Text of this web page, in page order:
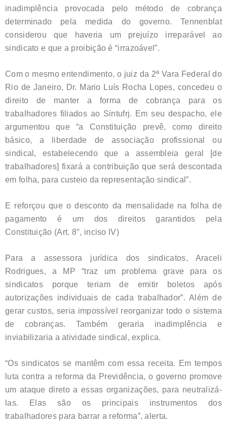
inadimplência provocada pelo método de cobrança
determinado pela medida do governo. Tennenblat
considerou que haveria um prejuízo irreparável ao
sindicato e que a proibição é “irrazoável”.
Com o mesmo entendimento, o juiz da 2ª Vara Federal do
Rio de Janeiro, Dr. Mario Luís Rocha Lopes, concedeu o
direito de manter a forma de cobrança para os
trabalhadores filiados ao Sintufrj. Em seu despacho, ele
argumentou que “a Constituição prevê, como direito
básico, a liberdade de associação profissional ou
sindical, estabelecendo que a assembleia geral [de
trabalhadores] fixará a contribuição que será descontada
em folha, para custeio da representação sindical”.
E reforçou que o desconto da mensalidade na folha de
pagamento é um dos direitos garantidos pela
Constituição (Art. 8°, inciso IV)
Para a assessora jurídica dos sindicatos, Araceli
Rodrigues, a MP “traz um problema grave para os
sindicatos porque teriam de emitir boletos após
autorizações individuais de cada trabalhador”. Além de
gerar custos, seria impossível reorganizar todo o sistema
de cobranças. Também geraria inadimplência e
inviabilizaria a atividade sindical, explica.
“Os sindicatos se mantêm com essa receita. Em tempos
luta contra a reforma da Previdência, o governo promove
um ataque direto a essas organizações, para neutralizá-
las. Elas são os principais instrumentos dos
trabalhadores para barrar a reforma”, alerta.